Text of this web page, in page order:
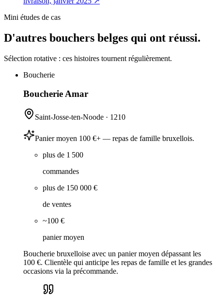
Mini études de cas
D'autres bouchers belges qui ont réussi.
Sélection rotative : ces histoires tournent régulièrement.
Boucherie
Boucherie Amar
Saint-Josse-ten-Noode · 1210
Panier moyen 100 €+ — repas de famille bruxellois.
plus de 1 500
commandes
plus de 150 000 €
de ventes
~100 €
panier moyen
Boucherie bruxelloise avec un panier moyen dépassant les
100 €. Clientèle qui anticipe les repas de famille et les grandes
occasions via la précommande.